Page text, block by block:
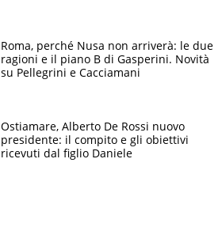
Roma, perché Nusa non arriverà: le due
ragioni e il piano B di Gasperini. Novità
su Pellegrini e Cacciamani
Ostiamare, Alberto De Rossi nuovo
presidente: il compito e gli obiettivi
ricevuti dal figlio Daniele